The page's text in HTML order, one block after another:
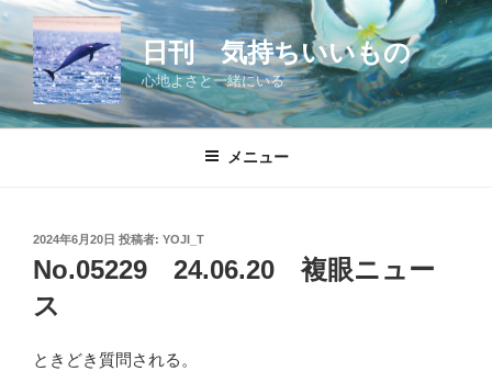
コ
ン
テ
ツ
日刊 気持ちいいもの
心地よさと一緒にいる
メニュー
投
稿
日:
2024年6月20日 投稿者: YOJI_T
No.05229 24.06.20 複眼ニュー
ス
ときどき質問される。